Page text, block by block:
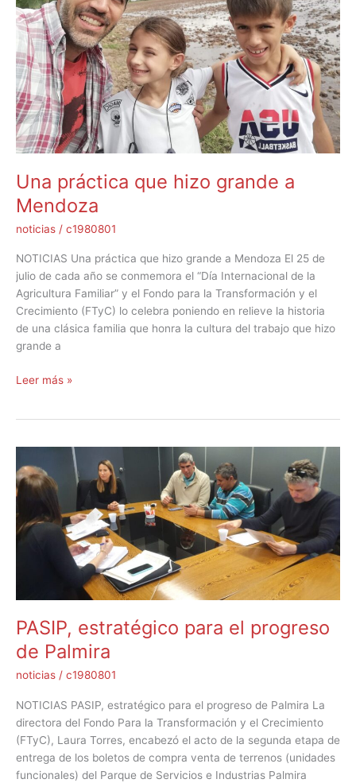
Una práctica que hizo grande a
Mendoza
noticias / c1980801
NOTICIAS Una práctica que hizo grande a Mendoza El 25 de
julio de cada año se conmemora el “Día Internacional de la
Agricultura Familiar” y el Fondo para la Transformación y el
Crecimiento (FTyC) lo celebra poniendo en relieve la historia
de una clásica familia que honra la cultura del trabajo que hizo
grande a
a
Mendoza
Leer más »
PASIP, estratégico para el progreso
de Palmira
noticias / c1980801
NOTICIAS PASIP, estratégico para el progreso de Palmira La
directora del Fondo Para la Transformación y el Crecimiento
(FTyC), Laura Torres, encabezó el acto de la segunda etapa de
entrega de los boletos de compra venta de terrenos (unidades
funcionales) del Parque de Servicios e Industrias Palmira
estratégico
para
progreso
de